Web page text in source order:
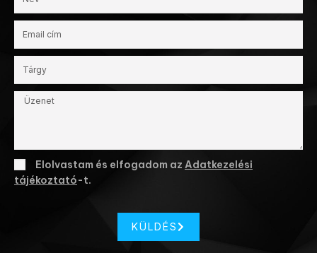
Elolvastam és elfogadom az Adatkezelési
tájékoztató-t.
KÜLDÉS